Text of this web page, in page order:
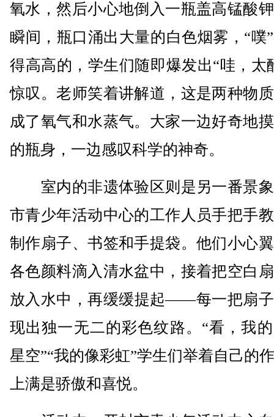
氧水，然后小心地倒入一瓶盖高锰酸
瞬间，瓶口涌出大量的白色烟雾，“噗
得高高的，学生们随即爆发出“哇，太
惊叹。老师笑着讲解道，这是两种物
成了氧气和水蒸气。大家一边好奇地
的瓶身，一边感叹科学的神奇。
室内的非遗体验区则是另一番景
市青少年活动中心的工作人员手把手
制作扇子、书签和手提袋。他们小心
各色颜料滴入清水盆中，接着把空白
放入水中，再缓缓提起——每一把扇
现出独一无二的彩色纹路。“看，我
星空”“我的像彩虹”学生们举着自己的
上满是骄傲和喜悦。